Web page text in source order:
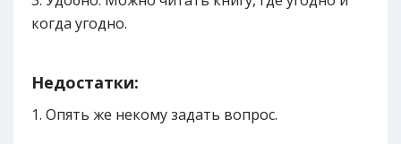
когда угодно.
Недостатки:
Опять же некому задать вопрос.